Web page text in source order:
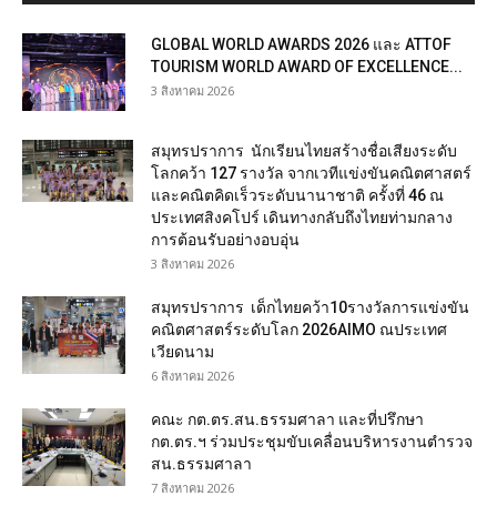
GLOBAL WORLD AWARDS 2026 และ ATTOF
TOURISM WORLD AWARD OF EXCELLENCE...
3 สิงหาคม 2026
สมุทรปราการ นักเรียนไทยสร้างชื่อเสียงระดับ
โลกคว้า 127 รางวัล จากเวทีแข่งขันคณิตศาสตร์
และคณิตคิดเร็วระดับนานาชาติ ครั้งที่ 46 ณ
ประเทศสิงคโปร์ เดินทางกลับถึงไทยท่ามกลาง
การต้อนรับอย่างอบอุ่น
3 สิงหาคม 2026
สมุทรปราการ เด็กไทยคว้า10รางวัลการแข่งขัน
คณิตศาสตร์ระดับโลก 2026AIMO ณประเทศ
เวียดนาม
6 สิงหาคม 2026
คณะ กต.ตร.สน.ธรรมศาลา และที่ปรึกษา
กต.ตร.ฯ ร่วมประชุมขับเคลื่อนบริหารงานตำรวจ
สน.ธรรมศาลา
7 สิงหาคม 2026